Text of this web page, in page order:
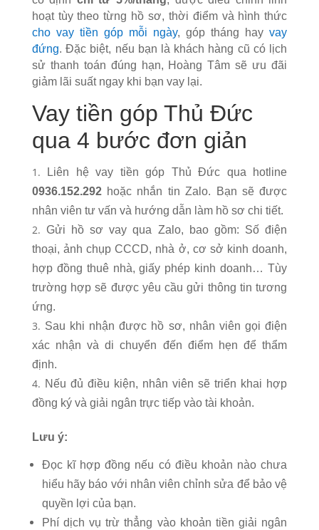
hoạt tùy theo từng hồ sơ, thời điểm và hình thức
cho vay tiền góp mỗi ngày, góp tháng hayvay
đứng. Đặc biệt, nếu bạn là khách hàng cũ có lịch
sử thanh toán đúng hạn, Hoàng Tâm sẽ ưu đãi
giảm lãi suất ngay khi bạn vay lại.
Vay tiền góp Thủ Đức
qua 4 bước đơn giản
Liên hệ vay tiền góp Thủ Đức qua hotline
0936.152.292hoặc nhắn tin Zalo. Bạn sẽ được
nhân viên tư vấn và hướng dẫn làm hồ sơ chi tiết.
Gửi hồ sơ vay qua Zalo, bao gồm: Số điện
thoại, ảnh chụp CCCD, nhà ở, cơ sở kinh doanh,
hợp đồng thuê nhà, giấy phép kinh doanh… Tùy
trường hợp sẽ được yêu cầu gửi thông tin tương
ứng.
Sau khi nhận được hồ sơ, nhân viên gọi điện
xác nhận và di chuyển đến điểm hẹn để thẩm
định.
Nếu đủ điều kiện, nhân viên sẽ triển khai hợp
đồng ký và giải ngân trực tiếp vào tài khoản.
Lưu ý:
Đọc kĩ hợp đồng nếu có điều khoản nào chưa
hiểu hãy báo với nhân viên chỉnh sửa để bảo vệ
quyền lợi của bạn.
Phí dịch vụ trừ thẳng vào khoản tiền giải ngân